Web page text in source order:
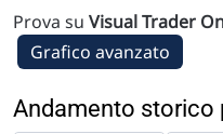
Prova su Visual Trader
Grafico avanzato
Andamento storico